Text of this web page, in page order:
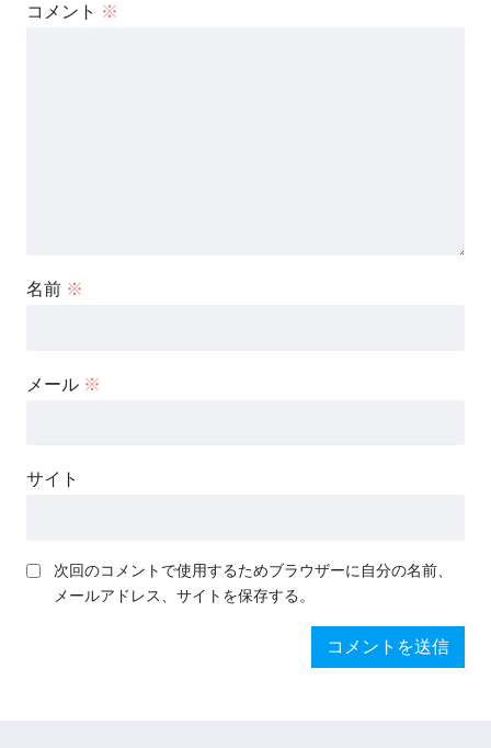
コメント ※
名前 ※
メール ※
サイト
次回のコメントで使用するためブラウザーに自分の名前、
メールアドレス、サイトを保存する。